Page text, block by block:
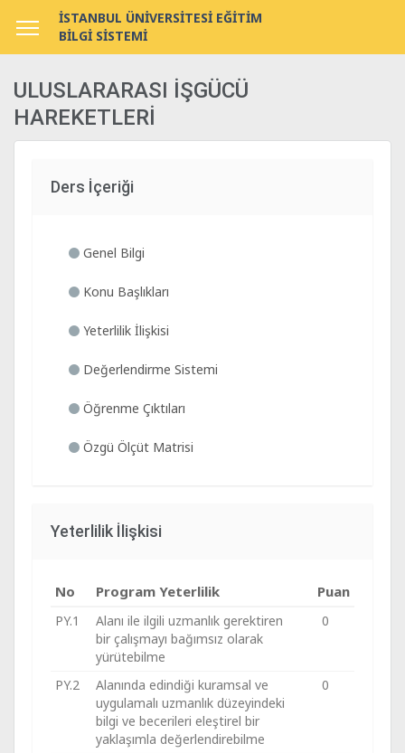
İSTANBUL ÜNİVERSİTESİ EĞİTİM
BİLGİ SİSTEMİ
ULUSLARARASI İŞGÜCÜ
HAREKETLERİ
Ders İçeriği
Genel Bilgi
Konu Başlıkları
Yeterlilik İlişkisi
Değerlendirme Sistemi
Öğrenme Çıktıları
Özgü Ölçüt Matrisi
Yeterlilik İlişkisi
No Program Yeterlilik Puan
PY.1
Alanı ile ilgili uzmanlık gerektiren
bir çalışmayı bağımsız olarak
yürütebilme
0
PY.2
Alanında edindiği kuramsal ve
uygulamalı uzmanlık düzeyindeki
bilgi ve becerileri eleştirel bir
yaklaşımla değerlendirebilme
0